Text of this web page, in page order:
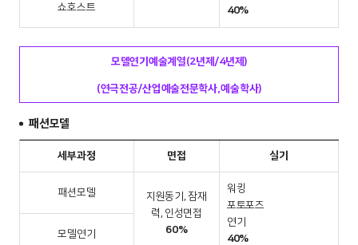
40%
쇼호스트
모델연기예술계열(2년제/4년제)
(연극전공/산업예술전문학사,예술학사)
패션모델
세부과정 면접 실기
패션모델
지원동기, 잠재
력, 인성면접
60%
워킹
포토포즈
연기
40%
모델연기